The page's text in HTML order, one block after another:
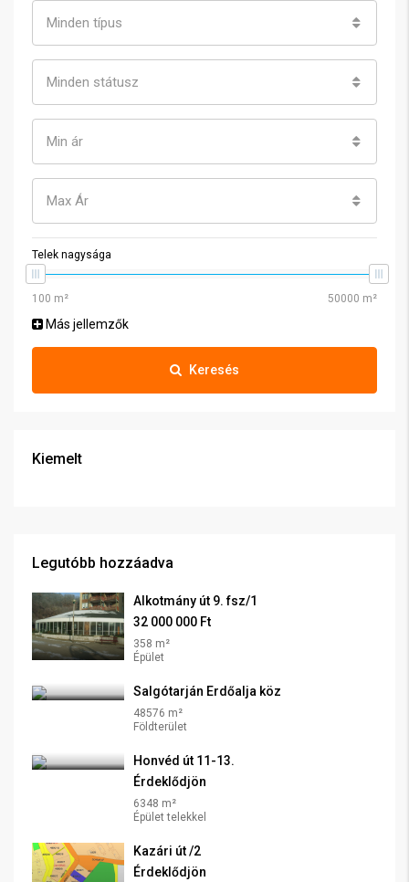
Minden típus
Minden státusz
Min ár
Max Ár
Telek nagysága
Más jellemzők
Keresés
Kiemelt
Legutóbb hozzáadva
Alkotmány út 9. fsz/1
32 000 000 Ft
358 m²
Épület
Salgótarján Erdőalja köz
48576 m²
Földterület
Honvéd út 11-13.
Érdeklődjön
6348 m²
Épület telekkel
Kazári út /2
Érdeklődjön